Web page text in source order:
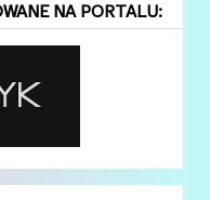
NA PORTALU: